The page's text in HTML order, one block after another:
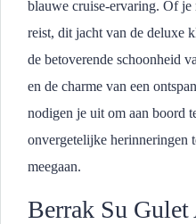
blauwe cruise-ervaring. Of
reist, dit jacht van de deluxe
de betoverende schoonheid
en de charme van een
nodigen je uit om aan boord
onvergetelijke herinneringen
meegaan.
Berrak Su Gulet